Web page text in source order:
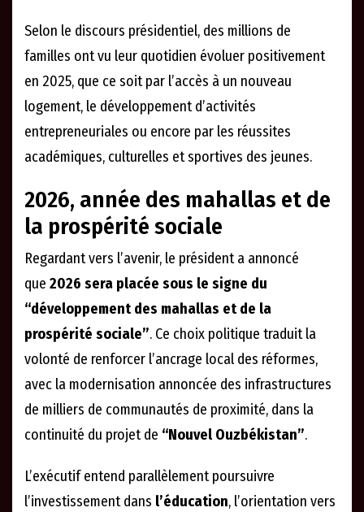
Selon le discours présidentiel, des millions de
familles ont vu leur quotidien évoluer positivement
en 2025, que ce soit par l’accès à un nouveau
logement, le développement d’activités
entrepreneuriales ou encore par les réussites
académiques, culturelles et sportives des jeunes.
2026, année des mahallas et de
la prospérité sociale
Regardant vers l’avenir, le président a annoncé
que 2026 sera placée sous le signe du
“développement des mahallas et de la
prospérité sociale”. Ce choix politique traduit la
volonté de renforcer l’ancrage local des réformes,
avec la modernisation annoncée des infrastructures
de milliers de communautés de proximité, dans la
continuité du projet de “Nouvel Ouzbékistan”.
L’exécutif entend parallèlement poursuivre
l’investissement dans l’éducation, l’orientation vers